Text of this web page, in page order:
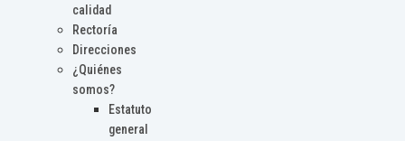
calidad
Rectoría
Direcciones
¿Quiénes
somos?
Estatuto
general